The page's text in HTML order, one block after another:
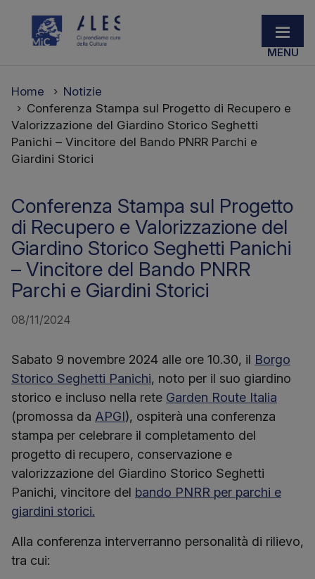
Home
Notizie
Conferenza Stampa sul Progetto di Recupero e
Valorizzazione del Giardino Storico Seghetti
Panichi – Vincitore del Bando PNRR Parchi e
Giardini Storici
Conferenza Stampa sul Progetto
di Recupero e Valorizzazione del
Giardino Storico Seghetti Panichi
– Vincitore del Bando PNRR
Parchi e Giardini Storici
08/11/2024
Sabato 9 novembre 2024 alle ore 10.30, il Borgo
Storico Seghetti Panichi, noto per il suo giardino
storico e incluso nella rete Garden Route Italia
(promossa da APGI), ospiterà una conferenza
stampa per celebrare il completamento del
progetto di recupero, conservazione e
valorizzazione del Giardino Storico Seghetti
Panichi, vincitore del bando PNRR per parchi e
giardini storici.
Alla conferenza interverranno personalità di rilievo,
tra cui: